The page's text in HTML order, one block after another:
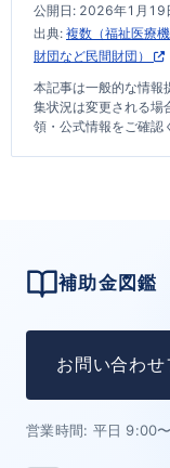
公開日: 2026年1月19
出典: 複数（福祉医療
財団など民間財団）
本記事は一般的な情報
集状況は変更される場
領・公式情報をご確認
補助金図鑑
お問い合わせ
営業時間: 平日 9:00